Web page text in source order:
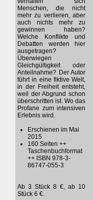
Menschen, die nicht
mehr zu verlieren, aber
auch nichts mehr zu
gewinnen haben?
Welche Konflikte und
Debatten werden hier
ausgetragen?
Überwiegen
Gleichgültigkeit oder
Anteilnahme? Der Autor
führt in eine fiktive Welt,
in der Freiheit entsteht,
weil der Abgrund schon
überschritten ist. Wo das
Profane zum intensiven
Erlebnis wird.
Erschienen im Mai
2015
160 Seiten ++
Taschenbuchformat
++ ISBN 978-3-
86747-055-3
Ab 3 Stück 8 €, ab 10
Stück 6 €.